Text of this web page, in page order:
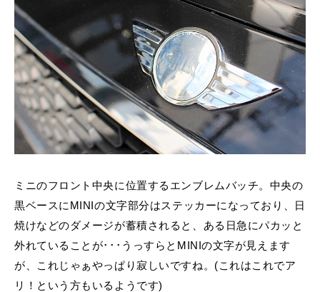
ミニのフロント中央に位置するエンブレムバッチ。中央の
黒ベースにMINIの文字部分はステッカーになっており、日
焼けなどのダメージが蓄積されると、ある日急にパカッと
外れていることが･･･うっすらとMINIの文字が見えます
が、これじゃぁやっぱり寂しいですね。(これはこれでア
リ！という方もいるようです)